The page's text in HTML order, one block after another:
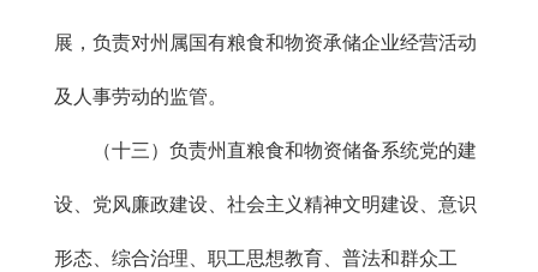
展，负责对州属国有粮食和物资承储企业经营活动
及人事劳动的监管。
（十三）负责州直粮食和物资储备系统党的建
设、党风廉政建设、社会主义精神文明建设、意识
形态、综合治理、职工思想教育、普法和群众工